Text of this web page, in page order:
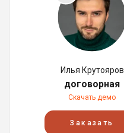
Илья Крутояров
договорная
Скачать демо
Заказать